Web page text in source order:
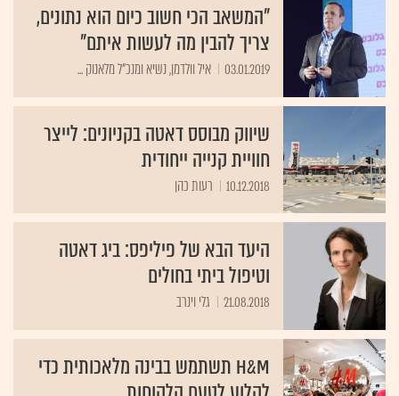
"המשאב הכי חשוב כיום הוא נתונים,
צריך להבין מה לעשות איתם"
03.01.2019 איל וולדמן, נשיא ומנכ"ל מלאנוק ...
שיווק מבוסס דאטה בקניונים: לייצר
חוויית קנייה ייחודית
10.12.2018 רעות כהן
היעד הבא של פיליפס: ביג דאטה
וטיפול ביתי בחולים
21.08.2018 גלי וינרב
H&M תשתמש בבינה מלאכותית כדי